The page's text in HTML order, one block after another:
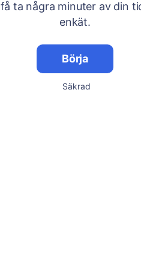
ta några minuter av din
enkät.
Börja
Säkrad